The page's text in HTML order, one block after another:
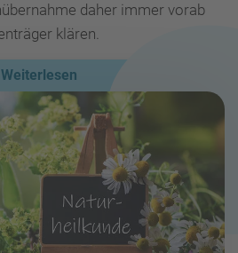
daher immer vorab
klären.
Weiterlesen